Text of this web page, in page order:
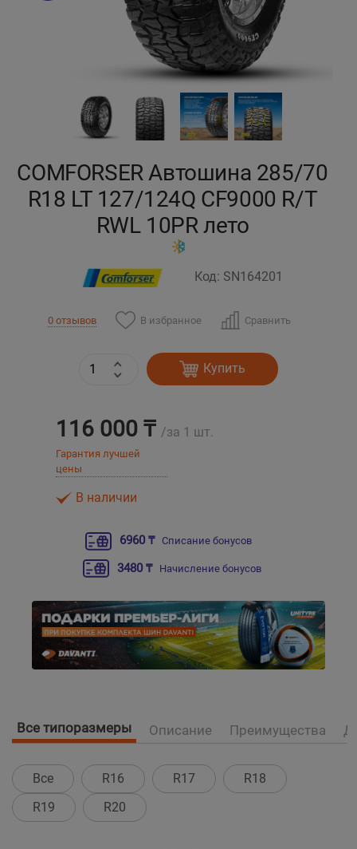
COMFORSER Автошина 285/70
R18 LT 127/124Q CF9000 R/T
RWL 10PR лето
Код: SN164201
0 отзывов В избранное Сравнить
Купить
116 000 ₸ /за 1 шт.
Гарантия лучшей
цены
В наличии
6960 ₸ Списание бонусов
3480 ₸ Начисление бонусов
Все типоразмеры Описание Преимущества
Все R16 R17
R18
R19
R20
Кызылорда
Петропавловск
Талдыкорган
Тараз
Усть-Каменогорск
Шымкент